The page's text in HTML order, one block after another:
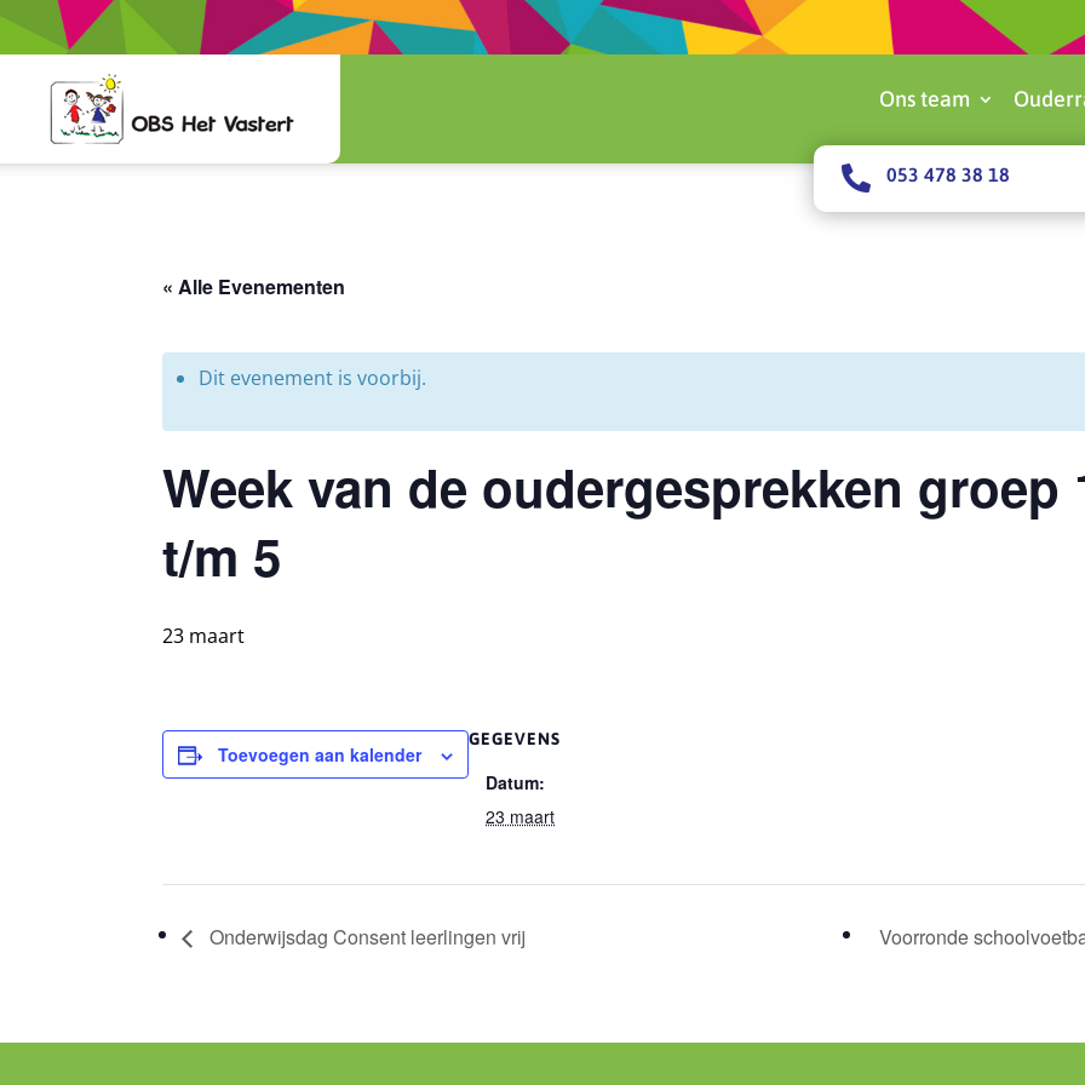
Ons team
 053 478 38 18
« Alle Evenementen
Dit evenement is voorbij.
Week van de oudergesprekken groep
t/m 5
23 maart
Toevoegen aan kalender
GEGEVENS
Datum:
23 maart
Onderwijsdag Consent leerlingen vrij Voorronde